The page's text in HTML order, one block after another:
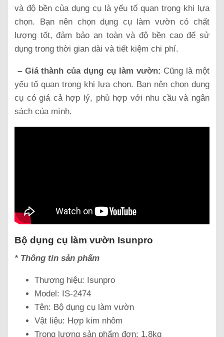
và độ bền của dụng cụ là yếu tố quan trọng khi lựa
chọn. Bạn nên chọn dụng cụ làm vườn có chất
lượng tốt, đảm bảo an toàn và độ bền cao để sử
dụng trong thời gian dài và tiết kiệm chi phí.
– Giá thành của dụng cụ làm vườn: Cũng là một
yếu tố quan trọng khi lựa chọn. Bạn nên chọn dụng
cụ có giá cả hợp lý, phù hợp với nhu cầu và ngân
sách của mình.
Bộ dụng cụ làm vườn Isunpro
* Thông tin sản phẩm
Thương hiệu: Isunpro
Model: IS-2474
Tên: Bộ dụng cụ làm vườn
Vật liệu: Hợp kim nhôm
Trọng lượng sản phẩm đơn: 1,8kg